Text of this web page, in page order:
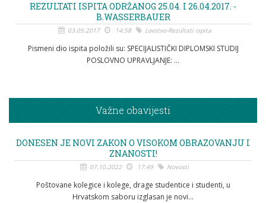
REZULTATI ISPITA ODRŽANOG 25.04. I 26.04.2017. -
B.WASSERBAUER
03.05.2017 14:58 Lovstvo-Rezultati ispita
Pismeni dio ispita položili su: SPECIJALISTIČKI DIPLOMSKI STUDIJ
POSLOVNO UPRAVLJANJE: ...
Važne obavijesti
DONESEN JE NOVI ZAKON O VISOKOM OBRAZOVANJU I
ZNANOSTI!
07.10.2022 17:49 Novosti
Poštovane kolegice i kolege, drage studentice i studenti, u
Hrvatskom saboru izglasan je novi...